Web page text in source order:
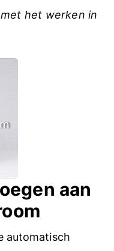
het werken in
aan
automatisch